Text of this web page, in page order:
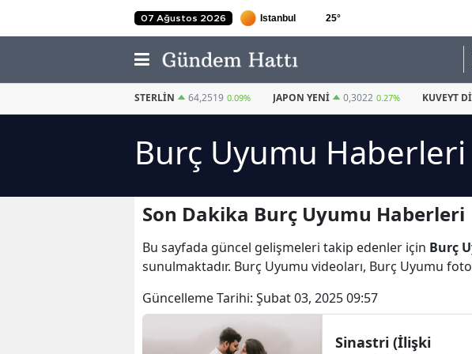
07 Ağustos 2026 25°
STERLIN 64,2519 0.09% JAPON YENI 0,3022 0.27% KUVEYT
Burç Uyumu Haberleri
Son Dakika Burç Uyumu Haberleri
Bu sayfada güncel gelişmeleri takip edenler için Burç
sunulmaktadır. Burç Uyumu videoları, Burç Uyumu
Güncelleme Tarihi: Şubat 03, 2025 09:57
Sinastri (İlişki